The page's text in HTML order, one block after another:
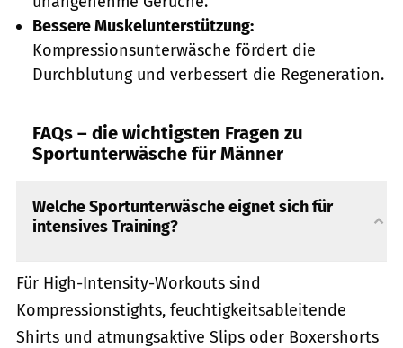
Bessere Muskelunterstützung:
Kompressionsunterwäsche fördert die
Durchblutung und verbessert die Regeneration.
FAQs – die wichtigsten Fragen zu
Sportunterwäsche für Männer
Welche Sportunterwäsche eignet sich für
intensives Training?
Für High-Intensity-Workouts sind
Kompressionstights, feuchtigkeitsableitende
Shirts und atmungsaktive Slips oder Boxershorts